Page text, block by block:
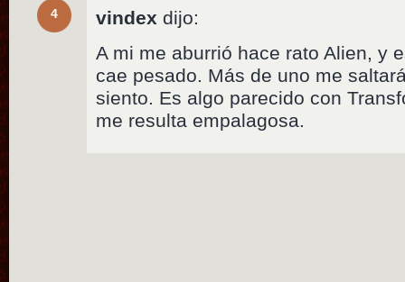
4 vindex dijo:
A mi me aburrió hace rato Alien, y
cae pesado. Más de uno me
siento. Es algo parecido con
me resulta empalagosa.